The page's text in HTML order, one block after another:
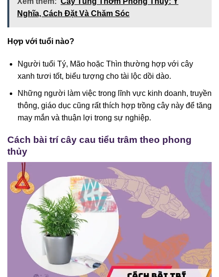
Nghĩa, Cách Đặt Và Chăm Sóc
Hợp với tuổi nào?
Người tuổi Tý, Mão hoặc Thìn thường hợp với cây
xanh tươi tốt, biểu tượng cho tài lộc dồi dào.
Những người làm việc trong lĩnh vực kinh doanh, truyền
thông, giáo dục cũng rất thích hợp trồng cây này để tăng
may mắn và thuận lợi trong sự nghiệp.
Cách bài trí cây cau tiểu trâm theo phong
thủy